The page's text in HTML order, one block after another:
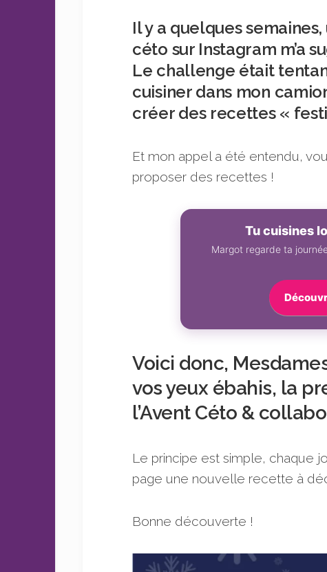
Il y a quelques
céto sur Instagram m’a
Le challenge était
cuisiner dans mon
créer des recettes «
Et mon appel a été entendu,
proposer des recettes !
Tu cuisines
Margot regarde ta
Voici donc,
vos yeux ébahis, la
l’Avent Céto &
Le principe est simple, chaque
page une nouvelle recette à
Bonne découverte !